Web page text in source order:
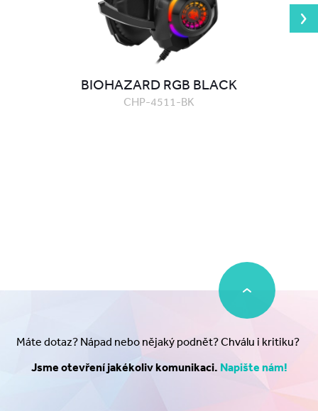
BIOHAZARD RGB BLACK
CHP-4511-BK
Máte dotaz? Nápad nebo nějaký podnět? Chválu i kritiku?
Jsme otevření jakékoliv komunikaci. Napište nám!